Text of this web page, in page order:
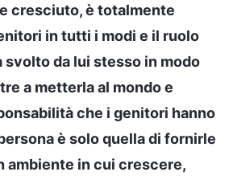
cresciuto, è totalmente
in tutti i modi e il ruolo
svolto da lui stesso in modo
a metterla al mondo e
che i genitori hanno
è solo quella di fornirle
ambiente in cui crescere,